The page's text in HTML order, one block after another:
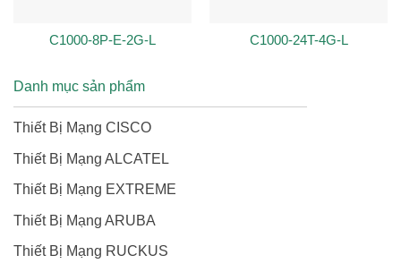
C1000-8P-E-2G-L C1000-24T-4G-L
Danh mục sản phẩm
Thiết Bị Mạng CISCO
Thiết Bị Mạng ALCATEL
Thiết Bị Mạng EXTREME
Thiết Bị Mạng ARUBA
Thiết Bị Mạng RUCKUS